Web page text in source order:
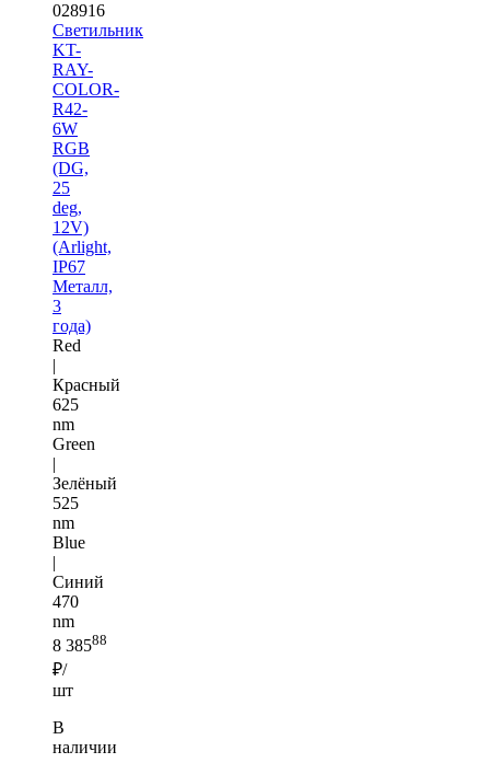
028916
Светильник
KT-
RAY-
COLOR-
R42-
6W
RGB
(DG,
25
deg,
12V)
(Arlight,
IP67
Металл,
3
года)
Red
|
Красный
625
nm
Green
|
Зелёный
525
nm
Blue
|
Синий
470
nm
8 38588
₽/
шт
В
наличии